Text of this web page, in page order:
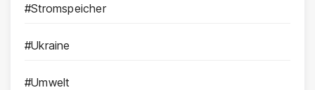
#Stromspeicher
#Ukraine
#Umwelt